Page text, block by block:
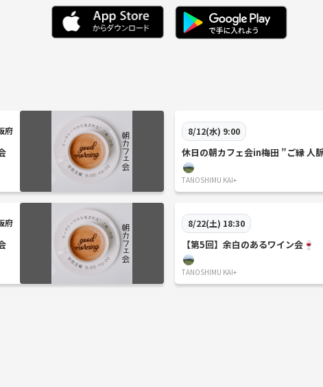
府 8/12(水) 9:00
休日の朝カフェ会in梅田 ”ご縁 人
TANOSHIMU KAI+
府 8/22(土) 18:30
【第5回】余白のあるワイン会🍷
TANOSHIMU KAI+